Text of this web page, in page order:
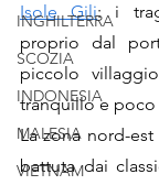
INGHILTERRA
SCOZIA
INDONESIA
MALESIA
VIETNAM
Isole Gili: i
proprio dal
piccolo
tranquillo e poco
La zona nord-
battuta dai